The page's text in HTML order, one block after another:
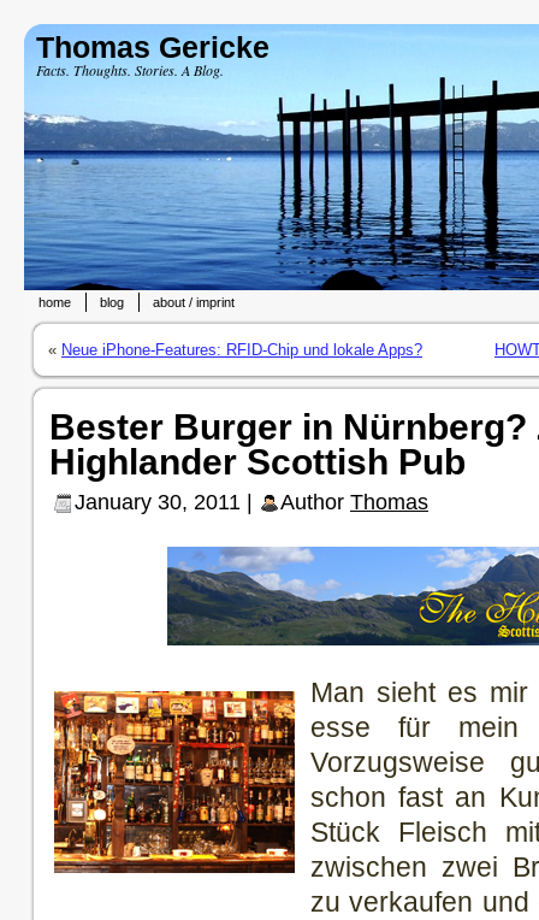
Thomas Gericke
Facts. Thoughts. Stories. A Blog.
home blog about / imprint
« Neue iPhone-Features: RFID-Chip und lokale Apps?
Bester Burger in Nürnberg?
Highlander Scottish Pub
January 30, 2011 | Author Thomas
Man sieht es
esse für mein
Vorzugsweise
schon fast an
Stück Fleisch
zwischen zwei
zu verkaufen und